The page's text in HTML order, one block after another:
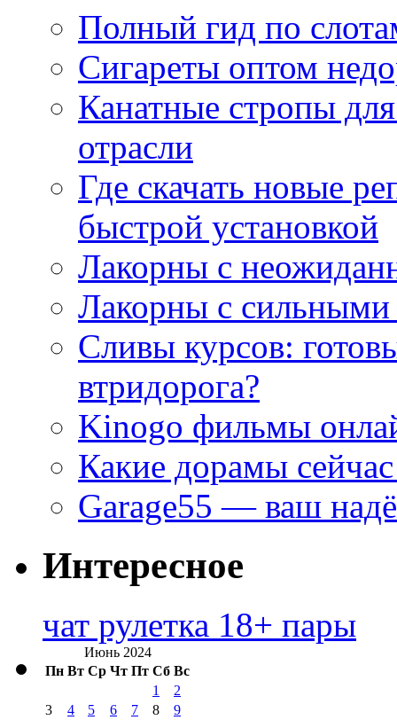
Полный гид по
Сигареты оптом
Канатные стропы
отрасли
Где скачать новые
быстрой установкой
Лакорны с
Лакорны с сильными
Сливы курсов:
втридорога?
Kinogo фильмы
Какие дорамы
Garage55 — ваш
Интересное
чат рулетка 18+ пары
Июнь 2024
Пн Вт Ср Чт Пт Сб Вс
1
2
3
4 5 6 7 8
9